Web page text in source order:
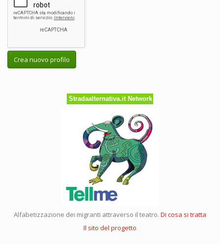
Crea nuovo profilo
Stradaalternativa.it Network
Alfabetizzazione dei migranti attraverso il teatro. Di cosa si tratta
Il sito del progetto